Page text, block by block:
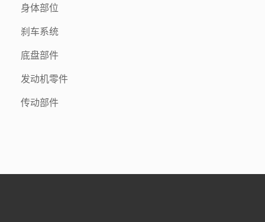
身体部位
刹车系统
底盘部件
发动机零件
传动部件